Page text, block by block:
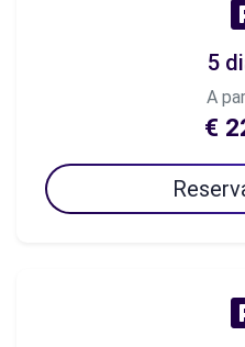
5
A
€